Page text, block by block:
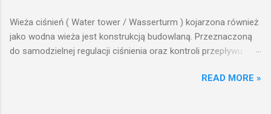
Wieża ciśnień ( Water tower / Wasserturm ) kojarzona również
jako wodna wieża jest konstrukcją budowlaną. Przeznaczoną
do samodzielnej regulacji ciśnienia oraz kontroli przepływu
na którym została wzniesiona. Wieża ciśnień jest obiektem
READ MORE »